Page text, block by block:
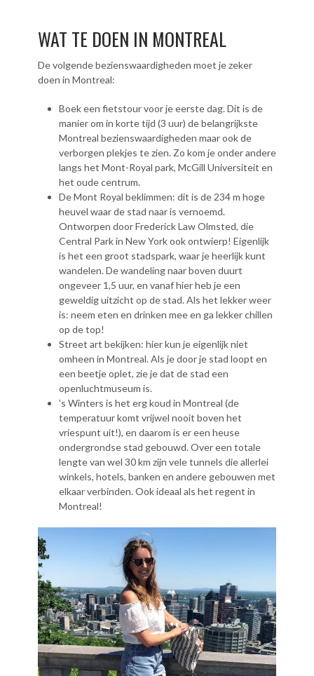
WAT TE DOEN IN MONTREAL
De volgende bezienswaardigheden moet je zeker
doen in Montreal:
Boek een fietstour voor je eerste dag. Dit is de
manier om in korte tijd (3 uur) de belangrijkste
Montreal bezienswaardigheden maar ook de
verborgen plekjes te zien. Zo kom je onder andere
langs het Mont-Royal park, McGill Universiteit en
het oude centrum.
De Mont Royal beklimmen: dit is de 234 m hoge
heuvel waar de stad naar is vernoemd.
Ontworpen door Frederick Law Olmsted, die
Central Park in New York ook ontwierp! Eigenlijk
is het een groot stadspark, waar je heerlijk kunt
wandelen. De wandeling naar boven duurt
ongeveer 1,5 uur, en vanaf hier heb je een
geweldig uitzicht op de stad. Als het lekker weer
is: neem eten en drinken mee en ga lekker chillen
op de top!
Street art bekijken: hier kun je eigenlijk niet
omheen in Montreal. Als je door je stad loopt en
een beetje oplet, zie je dat de stad een
openluchtmuseum is.
’s Winters is het erg koud in Montreal (de
temperatuur komt vrijwel nooit boven het
vriespunt uit!), en daarom is er een heuse
ondergrondse stad gebouwd. Over een totale
lengte van wel 30 km zijn vele tunnels die allerlei
winkels, hotels, banken en andere gebouwen met
elkaar verbinden. Ook ideaal als het regent in
Montreal!